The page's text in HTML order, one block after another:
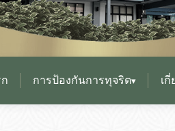
การป้องกันการทุจริต▾ เ